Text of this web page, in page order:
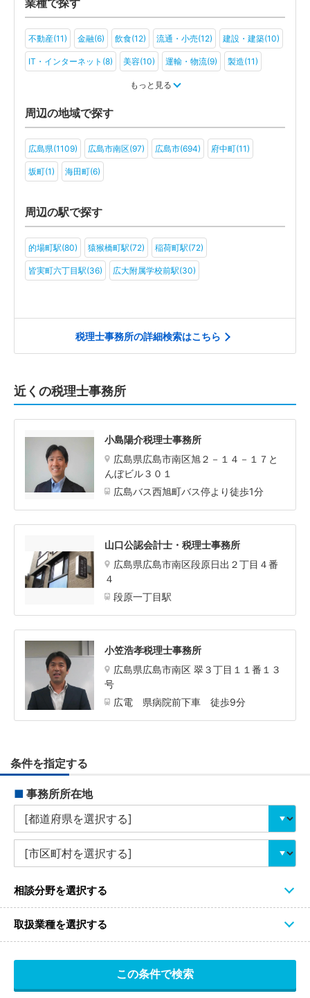
不動産(11) 金融(6) 飲食(12) 流通・小売(12) 建設・建築(10)
IT・インターネット(8) 美容(10) 運輸・物流(9) 製造(11)
旅行・ホテル(7)
アミューズメント・レジャー(5)
その他(2)
もっと見る
周辺の地域で探す
広島県(1109) 広島市南区(97) 広島市(694) 府中町(11)
坂町(1) 海田町(6)
周辺の駅で探す
的場町駅(80) 猿猴橋町駅(72) 稲荷町駅(72)
皆実町六丁目駅(36) 広大附属学校前駅(30)
税理士事務所の詳細検索はこちら
近くの税理士事務所
小島陽介税理士事務所
広島県広島市南区旭２－１４－１７と
んぼビル３０１
広島バス西旭町バス停より徒歩1分
山口公認会計士・税理士事務所
広島県広島市南区段原日出２丁目４番
４
段原一丁目駅
小笠浩孝税理士事務所
広島県広島市南区 翠３丁目１１番１３
号
広電 県病院前下車 徒歩9分
条件を指定する
■ 事務所所在地
相談分野を選択する
取扱業種を選択する